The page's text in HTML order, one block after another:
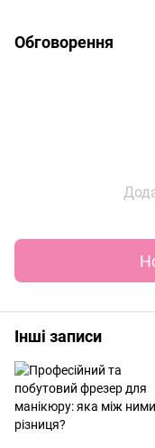
Обговорення
Інші записи